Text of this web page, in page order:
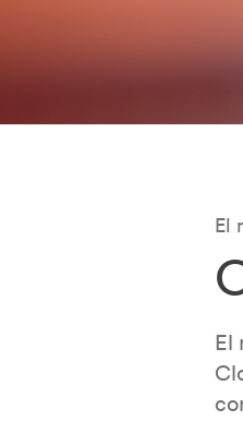
El
El